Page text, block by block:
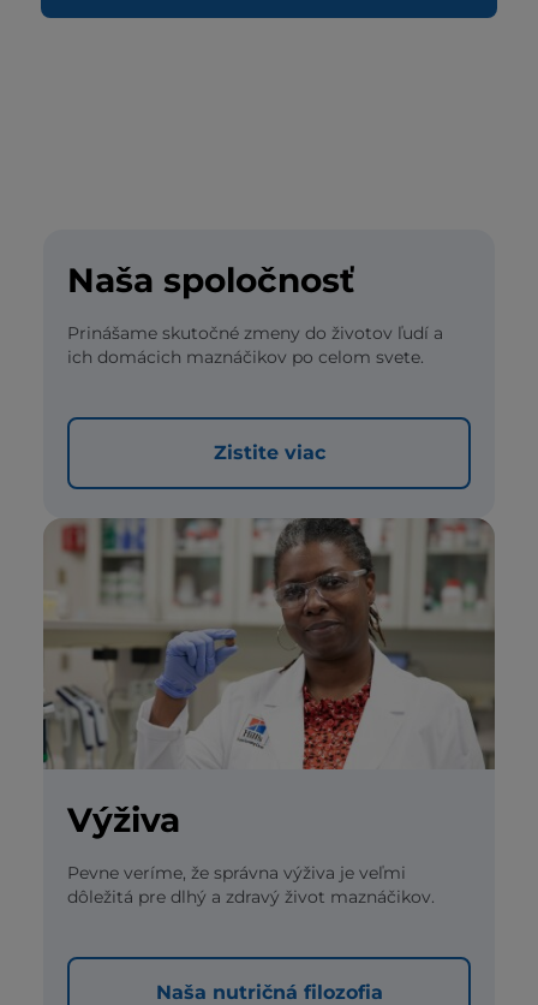
Naša spoločnosť
Prinášame skutočné zmeny do životov ľudí a
ich domácich maznáčikov po celom svete.
Zistite viac
Výživa
Pevne veríme, že správna výživa je veľmi
dôležitá pre dlhý a zdravý život maznáčikov.
Naša nutričná filozofia